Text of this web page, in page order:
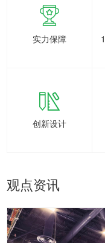
实力保障
创新设计
观点资讯